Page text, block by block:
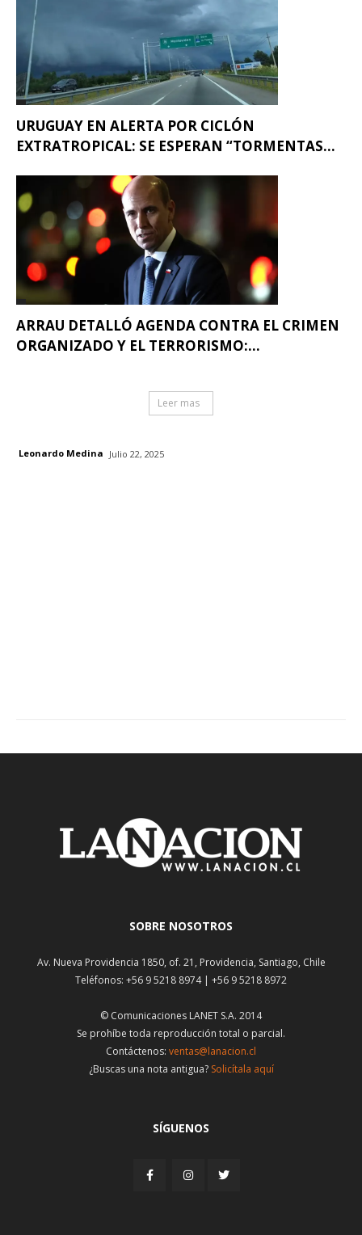
URUGUAY EN ALERTA POR CICLÓN
EXTRATROPICAL: SE ESPERAN “TORMENTAS...
ARRAU DETALLÓ AGENDA CONTRA EL CRIMEN
ORGANIZADO Y EL TERRORISMO:...
Leer mas
Leonardo Medina Julio 22, 2025
SOBRE NOSOTROS
Av. Nueva Providencia 1850, of. 21, Providencia, Santiago, Chile
Teléfonos: +56 9 5218 8974 | +56 9 5218 8972
© Comunicaciones LANET S.A. 2014
Se prohíbe toda reproducción total o parcial.
Contáctenos: ventas@lanacion.cl
¿Buscas una nota antigua? Solicítala aquí
SÍGUENOS